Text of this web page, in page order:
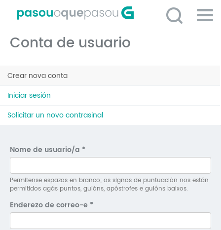
contido
Conta de usuario
Pestanas
principais
Crear nova conta
Iniciar sesión
Solicitar un novo contrasinal
Nome de usuario/a *
Permitense espazos en branco; os signos de puntuación nos están
permitidos agás puntos, guións, apóstrofes e guións baixos.
Enderezo de correo-e *